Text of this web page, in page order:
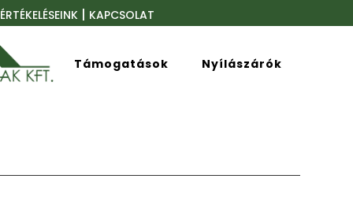
ÉRTÉKELÉSEINK| KAPCSOLAT
Támogatások Nyílászárók